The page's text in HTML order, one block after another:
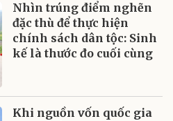
Nhìn trúng điểm nghẽn
đặc thù để thực hiện
chính sách dân tộc: Sinh
kế là thước đo cuối cùng
Khi nguồn vốn quốc gia